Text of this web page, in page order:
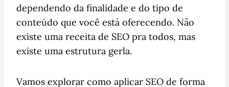
dependendo da finalidade e do tipo de
conteúdo que você está oferecendo. Não
existe uma receita de SEO pra todos, mas
existe uma estrutura gerla.
Vamos explorar como aplicar SEO de forma